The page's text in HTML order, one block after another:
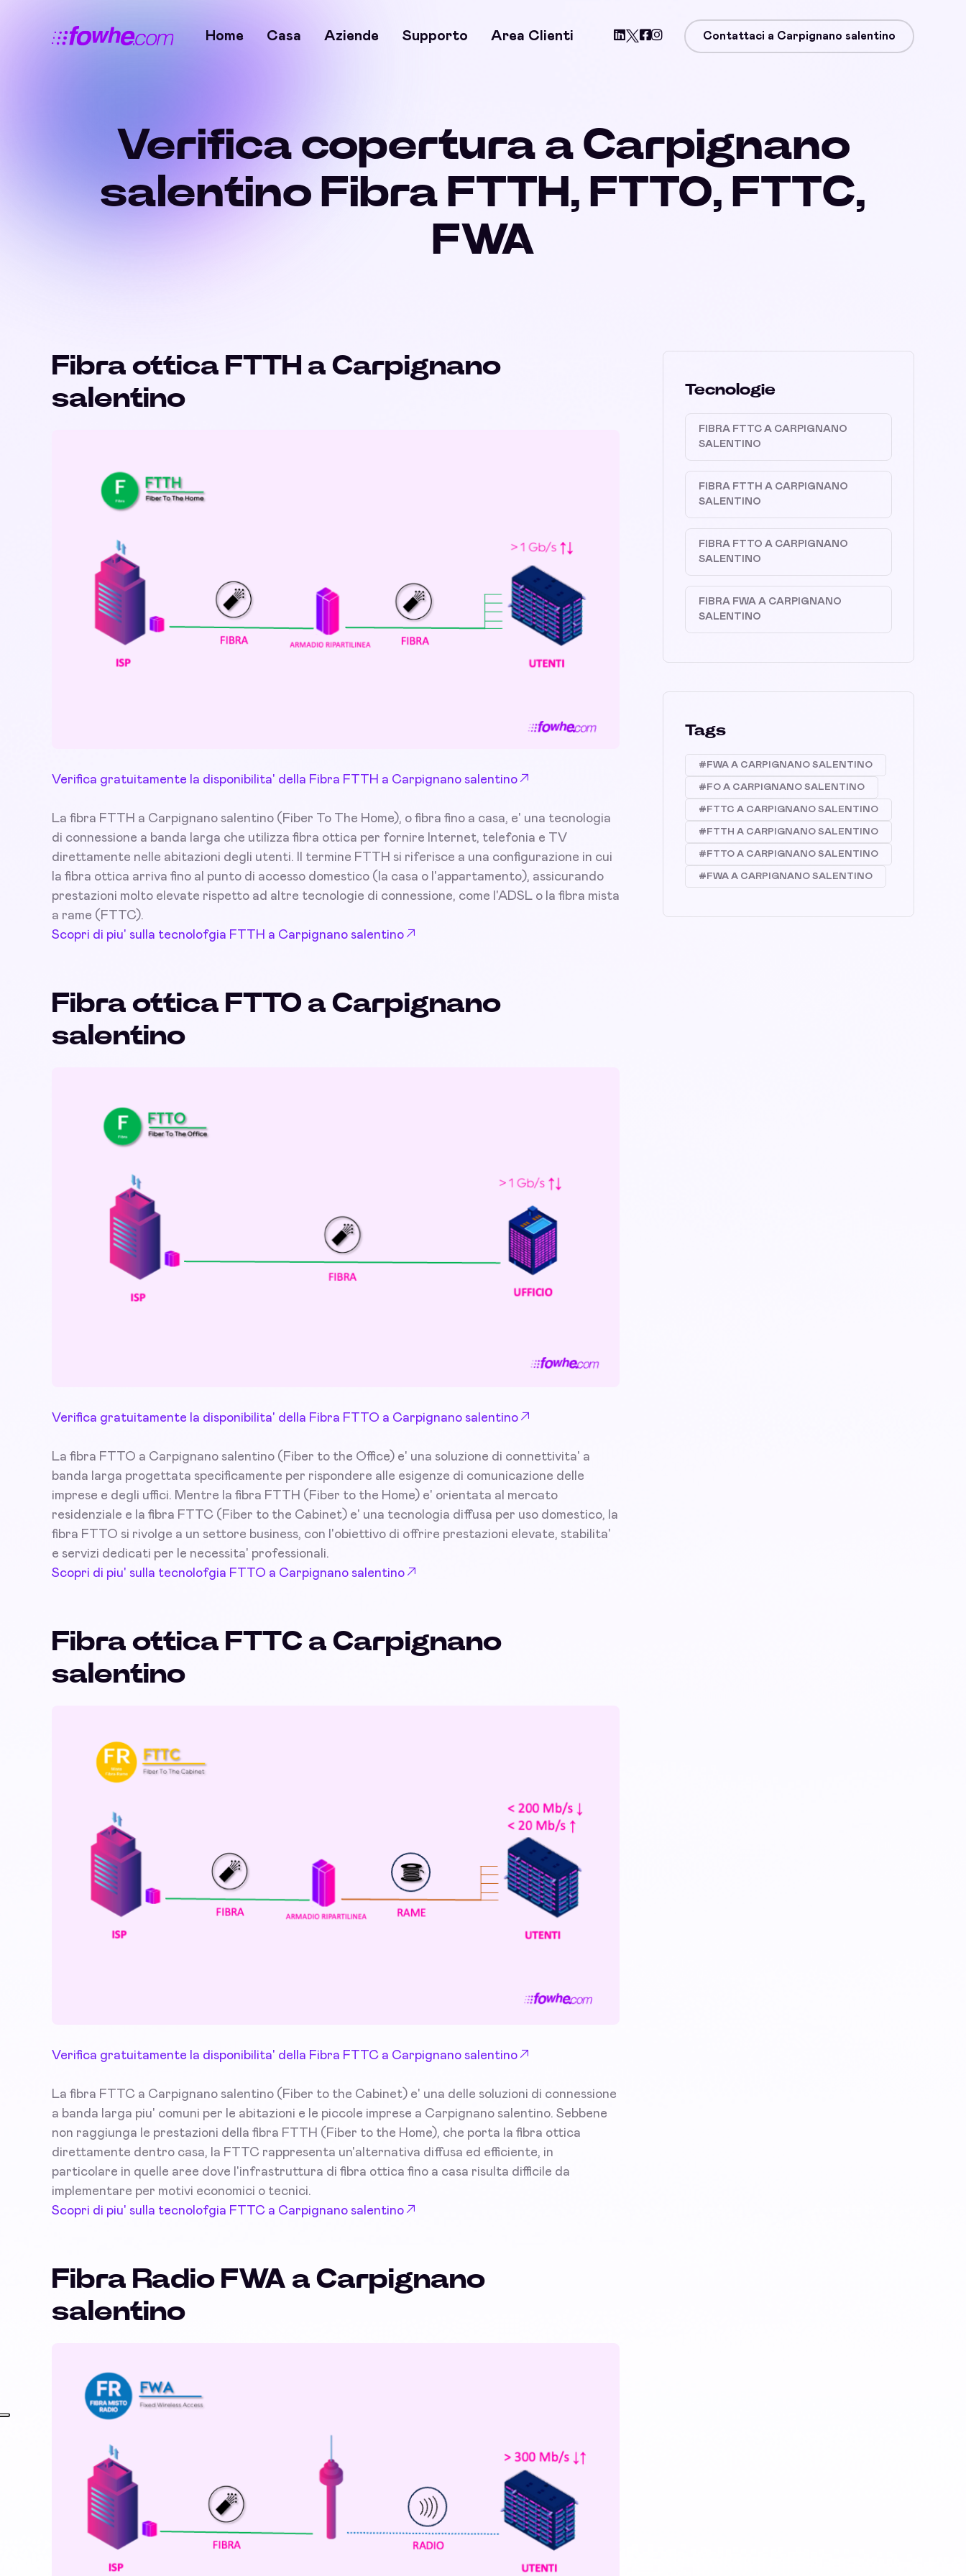
Home Casa Aziende Supporto Area Clienti Contattaci a Carpignano salentino
Verifica copertura a Carpignano
salentino Fibra FTTH, FTTO, FTTC,
FWA
Fibra ottica FTTH a Carpignano
salentino
Verifica gratuitamente la disponibilita' della Fibra FTTH a Carpignano salentino
La fibra FTTH a Carpignano salentino (Fiber To The Home), o fibra fino a casa, e' una tecnologia
di connessione a banda larga che utilizza fibra ottica per fornire Internet, telefonia e TV
direttamente nelle abitazioni degli utenti. Il termine FTTH si riferisce a una configurazione in cui
la fibra ottica arriva fino al punto di accesso domestico (la casa o l'appartamento), assicurando
prestazioni molto elevate rispetto ad altre tecnologie di connessione, come l'ADSL o la fibra mista
a rame (FTTC).
Scopri di piu' sulla tecnolofgia FTTH a Carpignano salentino
Fibra ottica FTTO a Carpignano
salentino
Verifica gratuitamente la disponibilita' della Fibra FTTO a Carpignano salentino
La fibra FTTO a Carpignano salentino (Fiber to the Office) e' una soluzione di connettivita' a
banda larga progettata specificamente per rispondere alle esigenze di comunicazione delle
imprese e degli uffici. Mentre la fibra FTTH (Fiber to the Home) e' orientata al mercato
residenziale e la fibra FTTC (Fiber to the Cabinet) e' una tecnologia diffusa per uso domestico, la
fibra FTTO si rivolge a un settore business, con l'obiettivo di offrire prestazioni elevate, stabilita'
e servizi dedicati per le necessita' professionali.
Scopri di piu' sulla tecnolofgia FTTO a Carpignano salentino
Fibra ottica FTTC a Carpignano
salentino
Verifica gratuitamente la disponibilita' della Fibra FTTC a Carpignano salentino
La fibra FTTC a Carpignano salentino (Fiber to the Cabinet) e' una delle soluzioni di connessione
a banda larga piu' comuni per le abitazioni e le piccole imprese a Carpignano salentino. Sebbene
non raggiunga le prestazioni della fibra FTTH (Fiber to the Home), che porta la fibra ottica
direttamente dentro casa, la FTTC rappresenta un'alternativa diffusa ed efficiente, in
particolare in quelle aree dove l'infrastruttura di fibra ottica fino a casa risulta difficile da
implementare per motivi economici o tecnici.
Scopri di piu' sulla tecnolofgia FTTC a Carpignano salentino
Fibra Radio FWA a Carpignano
salentino
Tecnologie
FIBRA FTTC A CARPIGNANO
SALENTINO
FIBRA FTTH A CARPIGNANO
SALENTINO
FIBRA FTTO A CARPIGNANO
SALENTINO
FIBRA FWA A CARPIGNANO
SALENTINO
Tags
#FWA A CARPIGNANO SALENTINO
#FO A CARPIGNANO SALENTINO
#FTTC A CARPIGNANO SALENTINO
#FTTH A CARPIGNANO SALENTINO
#FTTO A CARPIGNANO SALENTINO
#FWA A CARPIGNANO SALENTINO